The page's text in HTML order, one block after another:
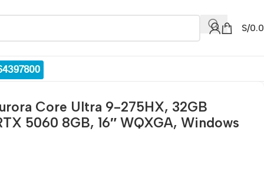
S/
Core Ultra 9-275HX, 32GB
5060 8GB, 16″ WQXGA, Windows